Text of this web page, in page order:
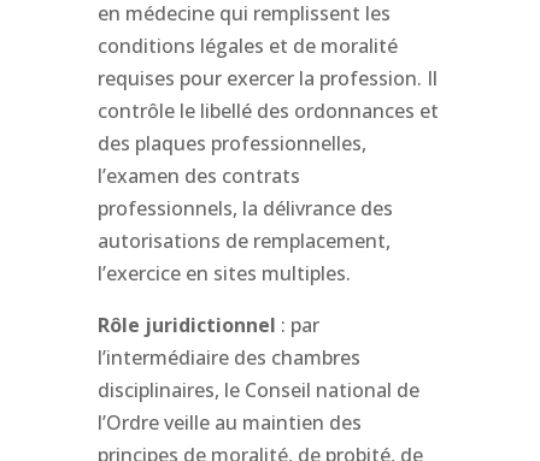
en médecine qui remplissent les
conditions légales et de moralité
requises pour exercer la profession. Il
contrôle le libellé des ordonnances et
des plaques professionnelles,
l’examen des contrats
professionnels, la délivrance des
autorisations de remplacement,
l’exercice en sites multiples.
Rôle juridictionnel : par
l’intermédiaire des chambres
disciplinaires, le Conseil national de
l’Ordre veille au maintien des
principes de moralité, de probité, de